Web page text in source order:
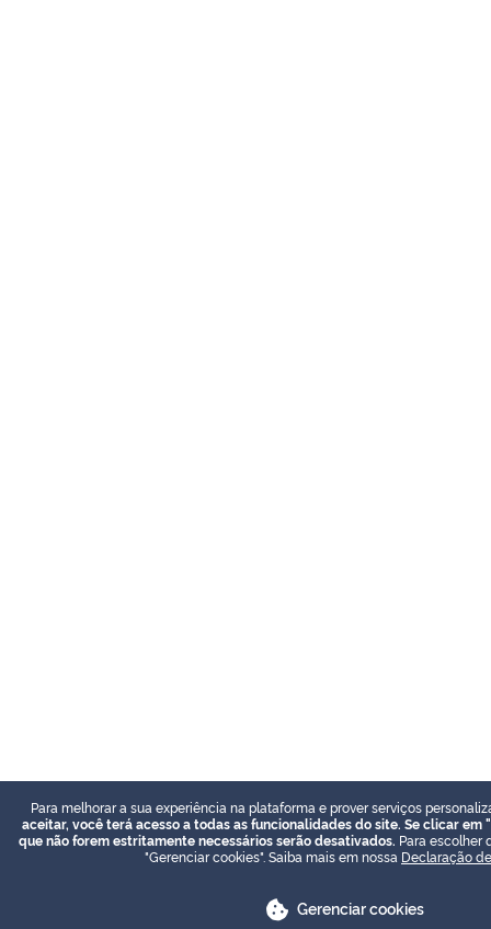
Para melhorar a sua experiência na plataforma e prover serviços
aceitar, você terá acesso a todas as funcionalidades do site. Se clicar em
que não forem estritamente necessários serão desativados. Para escolher
"Gerenciar cookies". Saiba mais em nossa Declaração
Gerenciar cookies